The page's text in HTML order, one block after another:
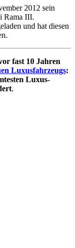
2012 sein
Rama III.
und hat diesen
fast 10 Jahren
Luxusfahrzeugs:
Luxus-
.